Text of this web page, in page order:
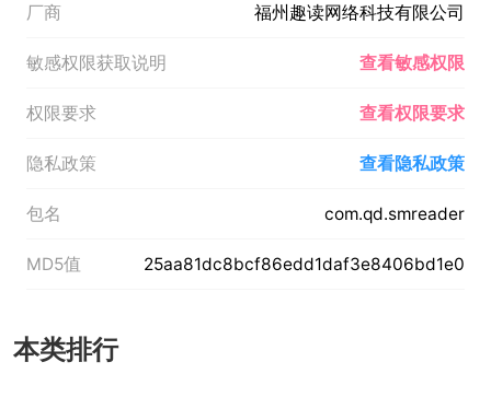
厂商 福州趣读网络科技有限公司
敏感权限获取说明 查看敏感权限
权限要求 查看权限要求
隐私政策 查看隐私政策
包名 com.qd.smreader
MD5值 25aa81dc8bcf86edd1daf3e8406bd1e0
本类排行